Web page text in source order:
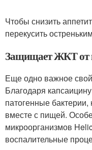
Чтобы снизить
перекусить
Защищает ЖКТ от
Еще одно важное
Благодаря
патогенные бактерии,
вместе с пищей.
микроорганизмов
воспалительные